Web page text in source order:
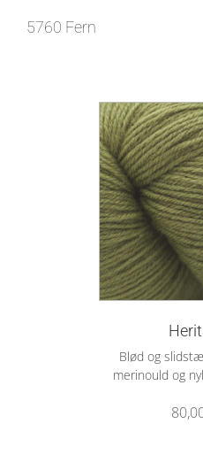
5760 Fern
Blød og
merinould og